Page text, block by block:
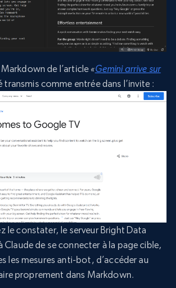
Markdown de l’article «Gemini arrive sur
transmis comme entrée dans l’invite :
le constater, le serveur Bright Data
Claude de se connecter à la page cible,
les mesures anti-bot, d’accéder au
proprement dans Markdown.